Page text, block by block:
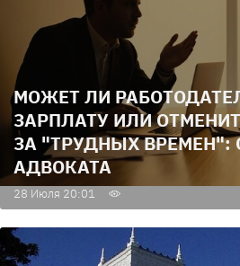
МОЖЕТ ЛИ
ЗАРПЛАТУ ИЛИ
ЗА "ТРУДНЫХ ВРЕМЕН":
АДВОКАТА
28 Июля 20:01